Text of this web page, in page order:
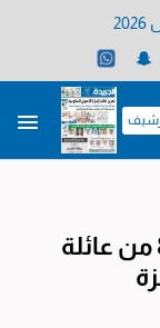
استشهاد 11 فلسطينياً بينهم 8 من عائلة